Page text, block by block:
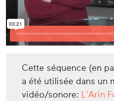
Cette séquence (en
a été utilisée dans un
vidéo/sonore: L'Arin